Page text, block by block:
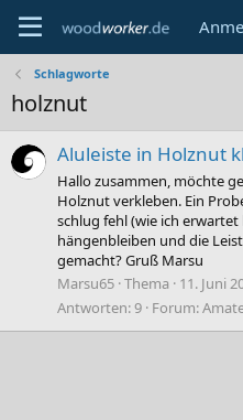
Schlagworte
holznut
Aluleiste in Holznut
Hallo zusammen, möchte
Holznut verkleben. Ein
schlug fehl (wie ich
hängenbleiben und die
gemacht? Gruß Marsu
Marsu65 Thema 11. Juni
Antworten: 9 Forum: